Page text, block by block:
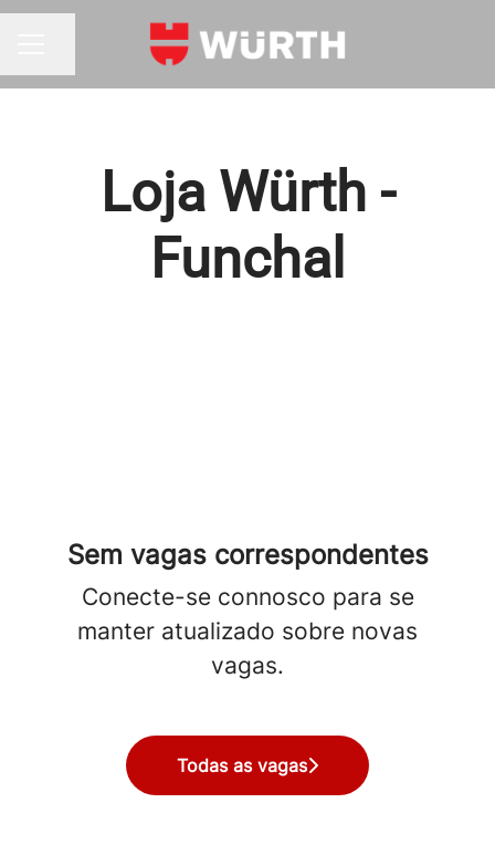
MENU DE CARREIRAS
Partilhar página
Loja Würth -
Funchal
Sem vagas correspondentes
Conecte-se connosco para se
manter atualizado sobre novas
vagas.
Todas as vagas